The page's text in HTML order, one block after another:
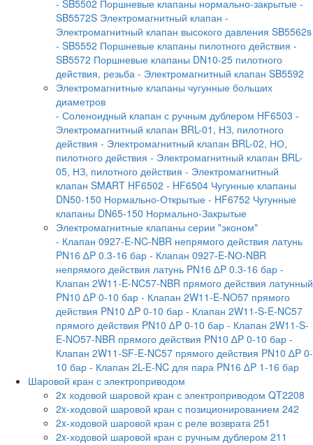
- SB5502 Поршневые клапаны нормально-закрытые -
SB5572S Электромагнитный клапан -
Электромагнитный клапан высокого давления SB5562s
- SB5552 Поршневые клапаны пилотного действия -
SB5572 Поршневые клапаны DN10-25 пилотного
действия, резьба - Электромагнитный клапан SB5592
Электромагнитные клапаны чугунные больших
диаметров
- Соленоидный клапан с ручным дублером HF6503 -
Электромагнитный клапан BRL-01, НЗ, пилотного
действия - Электромагнитный клапан BRL-02, НО,
пилотного действия - Электромагнитный клапан BRL-
05, НЗ, пилотного действия - Электромагнитный
клапан SMART HF6502 - HF6504 Чугунные клапаны
DN50-150 Нормально-Открытые - HF6752 Чугунные
клапаны DN65-150 Нормально-Закрытые
Электромагнитные клапаны серии "эконом"
- Клапан 0927-E-NC-NBR непрямого действия латунь
PN16 ∆P 0.3-16 бар - Клапан 0927-E-NО-NBR
непрямого действия латунь PN16 ∆P 0.3-16 бар -
Клапан 2W11-E-NC57-NBR прямого действия латунный
PN10 ∆P 0-10 бар - Клапан 2W11-E-NO57 прямого
действия PN10 ∆P 0-10 бар - Клапан 2W11-S-E-NC57
прямого действия PN10 ∆P 0-10 бар - Клапан 2W11-S-
E-NO57-NBR прямого действия PN10 ∆P 0-10 бар -
Клапан 2W11-SF-E-NC57 прямого действия PN10 ∆P 0-
10 бар - Клапан 2L-E-NC для пара PN16 ∆P 1-16 бар
Шаровой кран с электроприводом
2x ходовой шаровой кран с электроприводом QT2208
2x-ходовой шаровой кран с позиционированием 242
2x-ходовой шаровой кран с реле возврата 251
2x-ходовой шаровой кран с ручным дублером 211